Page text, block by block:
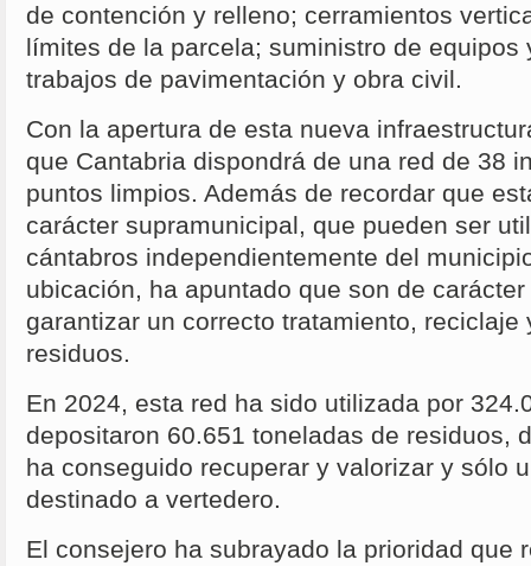
de contención y relleno; cerramientos
límites de la parcela; suministro de equipos
trabajos de pavimentación y obra civil.
Con la apertura de esta nueva
que Cantabria dispondrá de una red de 38
puntos limpios. Además de recordar que
carácter supramunicipal, que pueden ser
cántabros independientemente del
ubicación, ha apuntado que son de
garantizar un correcto tratamiento, reciclaje
residuos.
En 2024, esta red ha sido utilizada por
depositaron 60.651 toneladas de residuos,
ha conseguido recuperar y valorizar y sólo
destinado a vertedero.
El consejero ha subrayado la prioridad que